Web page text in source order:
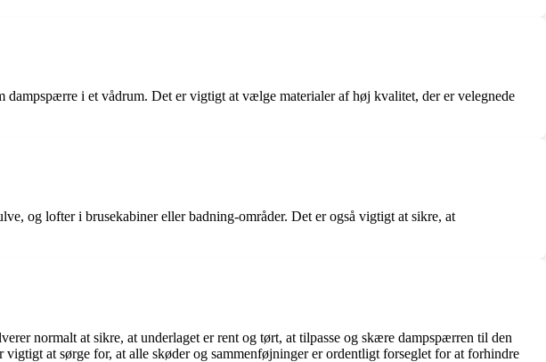
i et vådrum. Det er vigtigt at vælge materialer af høj kvalitet, der er velegnede
og lofter i brusekabiner eller badning-områder. Det er også vigtigt at sikre, at
normalt at sikre, at underlaget er rent og tørt, at tilpasse og skære dampspærren til den
at sørge for, at alle skøder og sammenføjninger er ordentligt forseglet for at forhindre